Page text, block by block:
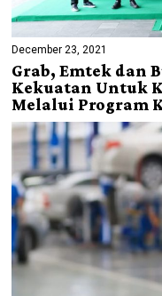
December 23, 2021
Grab, Emtek dan
Kekuatan Untuk
Melalui Program